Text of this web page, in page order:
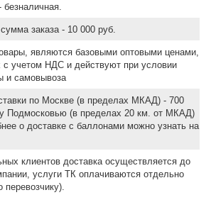
заказа - 10 000 руб.
являются базовыми оптовыми ценами,
с учетом НДС и действуют при условии
и самовывоза
по Москве (в пределах МКАД) - 700
Подмосковью (в пределах 20 км. от МКАД)
о доставке с баллонами можно узнать на
клиентов доставка осуществляется до
услуги ТК оплачиваются отдельно
перевозчику).